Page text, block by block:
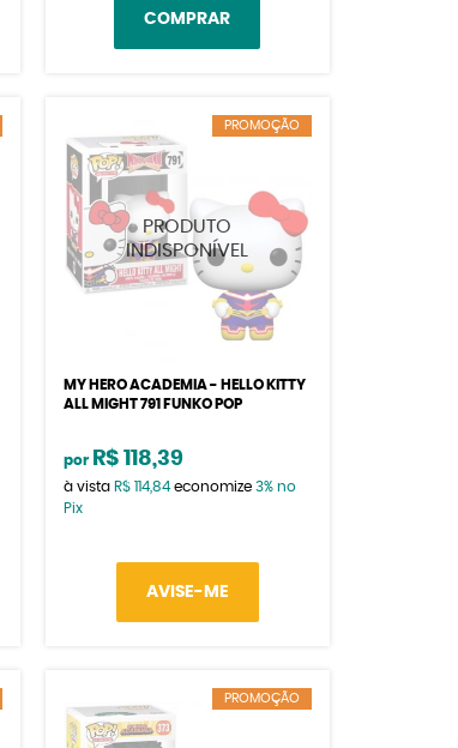
COMPRAR
PROMOÇÃO
MY HERO ACADEMIA - HELLO KITTY
ALL MIGHT 791 FUNKO POP
por R$ 118,39
à vista R$ 114,84economize 3% no
Pix
AVISE-ME
PROMOÇÃO